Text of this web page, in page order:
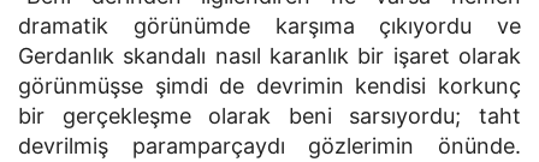
dramatik görünümde karşıma çıkıyordu ve
Gerdanlık skandalı nasıl karanlık bir işaret olarak
görünmüşse şimdi de devrimin kendisi korkunç
bir gerçekleşme olarak beni sarsıyordu; taht
devrilmiş paramparçaydı gözlerimin önünde.